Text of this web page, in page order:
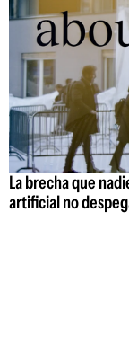
La brecha que
artificial no